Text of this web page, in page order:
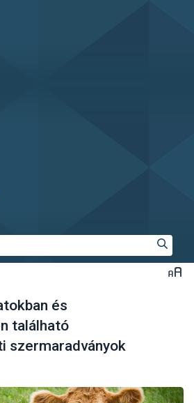
és
található
szermaradványok